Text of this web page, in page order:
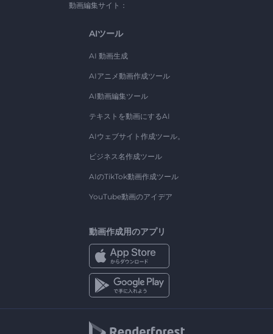
動画編集サイト：
AIツール
AI 動画生成
AIアニメ動画作成ツール
AI動画編集ツール
テキストを動画にするAI
AIウェブサイト作成ツール。
ビジネス名作成ツール
AIのTikTok動画作成ツール
YouTube動画のアイデア
動画作成用のアプリ